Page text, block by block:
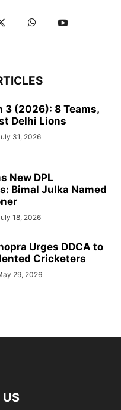
3 (2026): 8 Teams,
Delhi Lions
31, 2026
New DPL
Bimal Julka Named
18, 2026
Urges DDCA to
Cricketers
29, 2026